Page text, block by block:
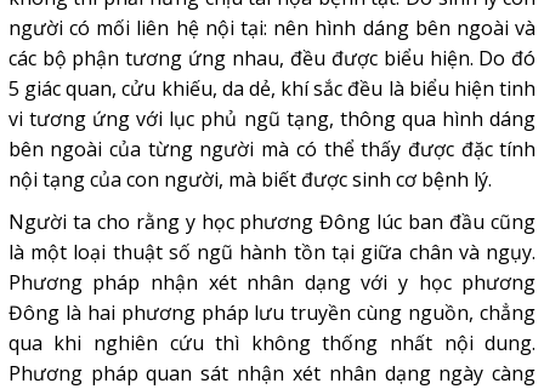
người có mối liên hệ nội tại: nên hình dáng bên ngoài và
các bộ phận tương ứng nhau, đều được biểu hiện. Do đó
5 giác quan, cửu khiếu, da dẻ, khí sắc đều là biểu hiện tinh
vi tương ứng với lục phủ ngũ tạng, thông qua hình dáng
bên ngoài của từng người mà có thể thấy được đặc tính
nội tạng của con người, mà biết được sinh cơ bệnh lý.
Người ta cho rằng y học phương Đông lúc ban đầu cũng
là một loại thuật số ngũ hành tồn tại giữa chân và ngụy.
Phương pháp nhận xét nhân dạng với y học phương
Đông là hai phương pháp lưu truyền cùng nguồn, chẳng
qua khi nghiên cứu thì không thống nhất nội dung.
Phương pháp quan sát nhận xét nhân dạng ngày càng